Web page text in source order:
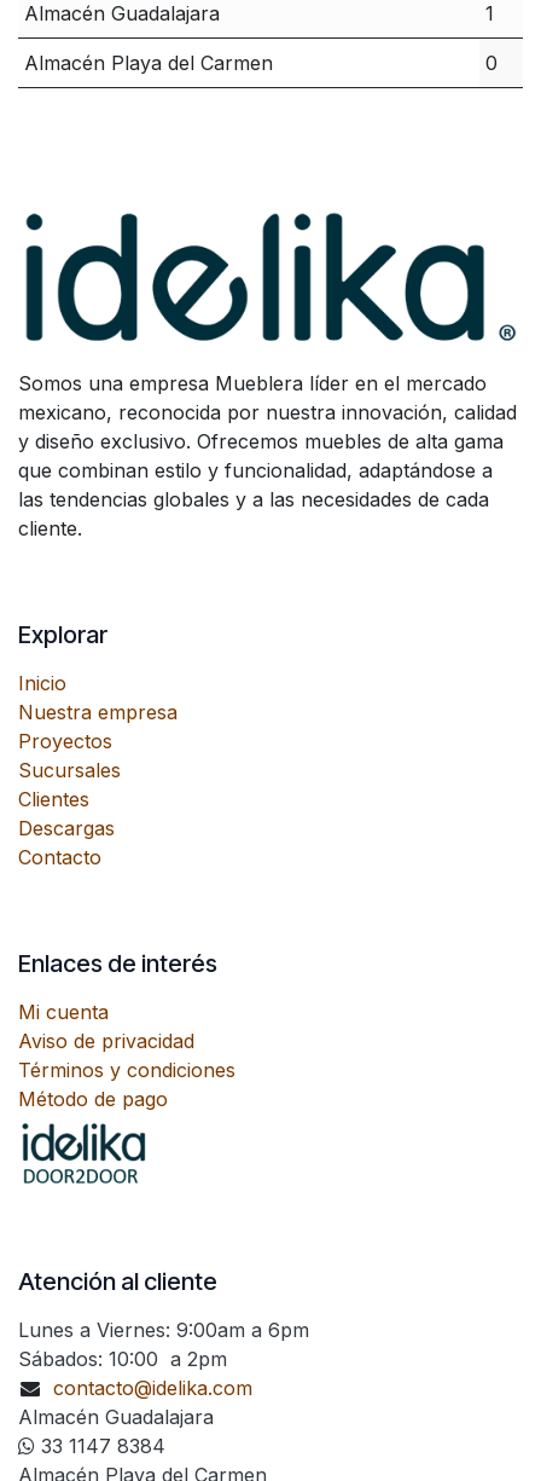
Almacén Guadalajara 1
Almacén Playa del Carmen 0
Somos una empresa Mueblera líder en el mercado
mexicano, reconocida por nuestra innovación, calidad
y diseño exclusivo. Ofrecemos muebles de alta gama
que combinan estilo y funcionalidad, adaptándose a
las tendencias globales y a las necesidades de cada
cliente.
Explorar
Inicio
Nuestra empresa
Proyectos
Sucursales
Clientes
Descargas
Contacto
Enlaces de interés
Mi cuenta
Aviso de privacidad
Términos y condiciones
Método de pago
Atención al cliente
Lunes a Viernes: 9:00am a 6pm
Sábados: 10:00 a 2pm
contacto@idelika.com
Almacén Guadalajara
33 1147 8384
Almacén Playa del Carmen